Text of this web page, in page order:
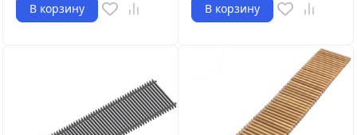
В корзину В корзину